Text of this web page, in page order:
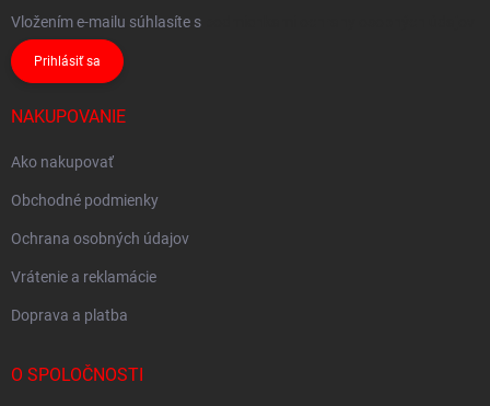
Vložením e-mailu súhlasíte s
Prihlásiť sa
NAKUPOVANIE
Ako nakupovať
Obchodné podmienky
Ochrana osobných údajov
Vrátenie a reklamácie
Doprava a platba
O SPOLOČNOSTI